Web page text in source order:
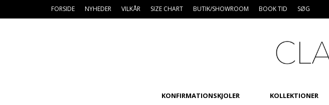
FORSIDE NYHEDER VILKÅR SIZE CHART BUTIK/SHOWROOM BOOK TID SØG
KONFIRMATIONSKJOLER KOLLEKTIONER